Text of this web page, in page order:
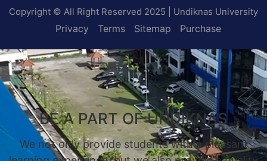
Copyright © All Right Reserved 2025 | Undiknas University
Privacy Terms Sitemap Purchase
BE A PART OF UNDIKNAS
We not only provide students with a pleasant